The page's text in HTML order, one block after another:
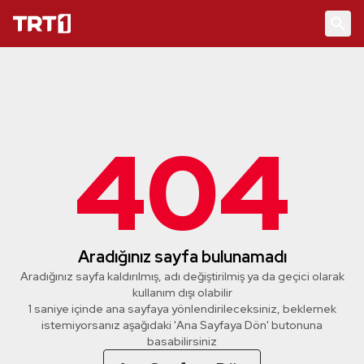
404
Aradığınız sayfa bulunamadı
Aradığınız sayfa kaldırılmış, adı değiştirilmiş ya da geçici olarak
kullanım dışı olabilir
1 saniye içinde ana sayfaya yönlendirileceksiniz, beklemek
istemiyorsanız aşağıdaki 'Ana Sayfaya Dön' butonuna
basabilirsiniz